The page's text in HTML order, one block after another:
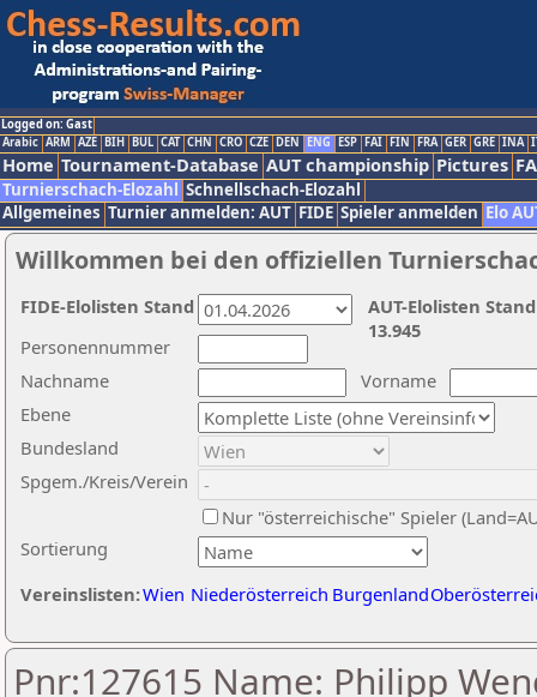
Logged on: Gast
Arabic ARM AZE BIH BUL CAT CHN CRO CZE DEN ENG ESP FAI FIN FRA GER GRE INA
Home Tournament-Database AUT championship Pictures
Turnierschach-Elozahl Schnellschach-Elozahl
Allgemeines Turnier anmelden: AUT FIDE Spieler anmelden Elo
Willkommen bei den offiziellen
Nachname
Vorname
Ebene
Sortierung
Personennummer
Bundesland
Spgem./Kreis/Verein
Nur "österreichische" Spieler
Vereinslisten:Wien Niederösterreich Burgenland
AUT-Elolisten
13.945
FIDE-Elolisten Stand
Pnr:127615 Name: Philipp